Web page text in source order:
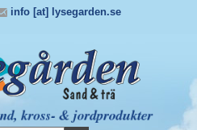
info [at] lysegarden.se